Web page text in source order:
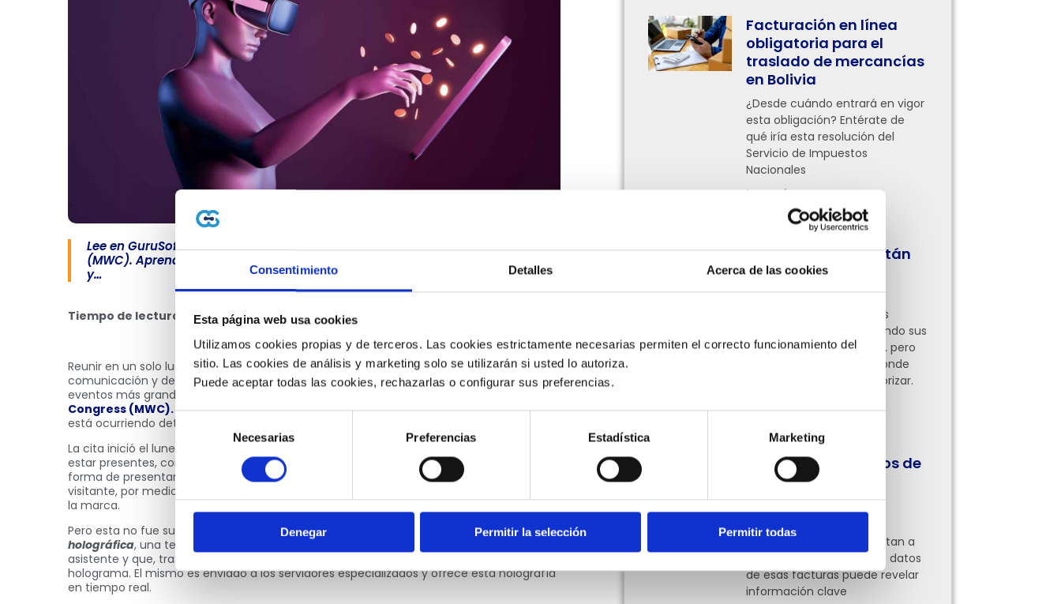
Consentimiento Detalles Acerca de las cookies
Esta página web usa cookies
Utilizamos cookies propias y de terceros. Las cookies estrictamente necesarias permiten el correcto funcionamiento del
sitio. Las cookies de análisis y marketing solo se utilizarán si usted lo autoriza.
Puede aceptar todas las cookies, rechazarlas o configurar sus preferencias.
Selección
consentimiento
Necesarias Preferencias Estadística Marketing
Denegar Permitir la selección Permitir todas
Lee en GuruSoft sobre El metaverso, protagonista en Mobile World Congress
(MWC). Aprende claves de facturación electrónica, cumplimiento tributario
y…
Tiempo de lectura: 4 minutos📖⏱️
Reunir en un solo lugar las novedades y tendencias de las empresas del sector de la
comunicación y de desarrollo de software es posible. Esto tendrá lugar en uno de los
eventos más grandes que se celebra anualmente en España: el
Congress (MWC).Esta reunión multitudinaria presenta un panorama general de lo que
está ocurriendo detrás de las empresas y describe todo lo que vendrá en el rubro.
La cita inició el lunes 28 de febrero en Barcelona y varias compañías han optado por
estar presentes, como es el caso deTelefónica,
que sorprendió a los asistentes con la
forma de presentar su stand. Este se dispuso como si estuviera en el metaverso y cada
visitante, por medio de un avatar, podía recorrerlo y disfrutar de charlas y contenidos de
la marca.
Pero esta no fue su única innovación, ya que también se contó con
telepresencia
holográfica, una tecnología que, por medio de diferentes cámaras, toma imágenes del
asistente y que, tras procesarlas con un software llamado
holograma. El mismo es enviado a los servidores especializados y ofrece esta holografía
en tiempo real.
Facturación en línea
obligatoria para el
traslado de mercancías
en Bolivia
¿Desde cuándo entrará en vigor
esta obligación? Entérate de
qué iría esta resolución del
Servicio de Impuestos
Nacionales
Leer más »
¿Qué procesos
administrativos están
digitalizando las
empresas hoy?
Ahora empresas de todas
partes ya están digitalizando sus
procesos administrativos, pero
pocas tienen claro por dónde
empezar o qué áreas priorizar.
Cómo usar los datos de
tus facturas para
entender mejor tu
negocio
Muchas empresas se limitan a
facturar, pero analizar los datos
de esas facturas puede revelar
información clave